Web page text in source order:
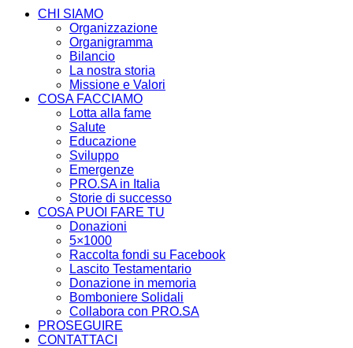
CHI SIAMO
Organizzazione
Organigramma
Bilancio
La nostra storia
Missione e Valori
COSA FACCIAMO
Lotta alla fame
Salute
Educazione
Sviluppo
Emergenze
PRO.SA in Italia
Storie di successo
COSA PUOI FARE TU
Donazioni
5×1000
Raccolta fondi su Facebook
Lascito Testamentario
Donazione in memoria
Bomboniere Solidali
Collabora con PRO.SA
PROSEGUIRE
CONTATTACI